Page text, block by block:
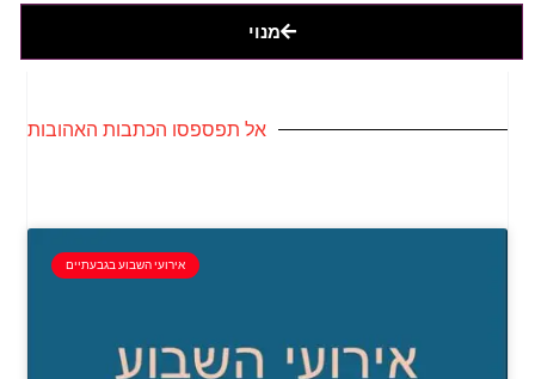
מנוי
אל תפספסו הכתבות האהובות
אירועי השבוע בגבעתיים